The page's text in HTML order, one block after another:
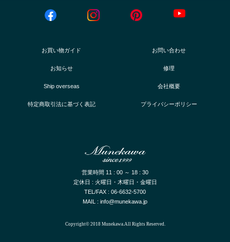
お買い物ガイド お問い合わせ
お知らせ 修理
Ship overseas 会社概要
特定商取引法に基づく表記 プライバシーポリシー
営業時間 11 : 00 ～ 18 : 30
定休日 : 火曜日・木曜日・金曜日
TEL/FAX : 06-6632-5700
MAIL : info@munekawa.jp
Copyright© 2018 Munekawa.All Rights Reserved.